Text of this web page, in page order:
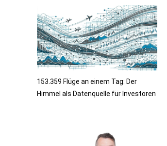
153.359 Flüge an einem Tag: Der
Himmel als Datenquelle für Investoren